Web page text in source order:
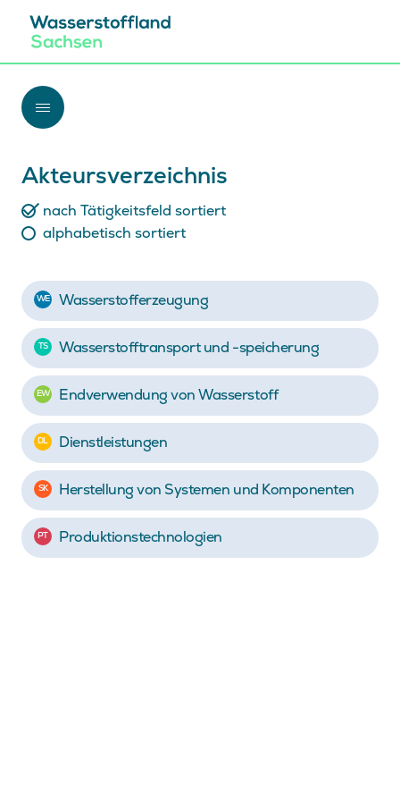
Akteursverzeichnis
nach Tätigkeitsfeld sortiert
alphabetisch sortiert
WE Wasserstofferzeugung
TS Wasserstofftransport und -speicherung
EW Endverwendung von Wasserstoff
DL Dienstleistungen
SK Herstellung von Systemen und Komponenten
PT Produktionstechnologien